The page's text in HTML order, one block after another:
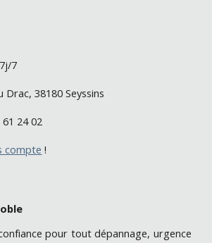
7
Drac, 38180 Seyssins
61 24 02
compte !
pour tout dépannage, urgence